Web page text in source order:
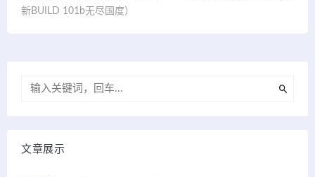
新BUILD 101b无尽国度）
文章展示